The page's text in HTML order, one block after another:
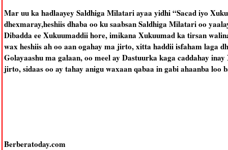
Mar uu ka hadlaayey Saldhiga Milatari ayaa yidhi “Sacad iyo
dhexmaray,heshiis dhaba oo ku saabsan Saldhiga Milatari oo
Dibadda ee Xukuumaddii hore, imikana Xukuumad ka tirsan
wax heshiis ah oo aan ogahay ma jirto, xitta haddii isfaham laga
Golayaashu ma galaan, oo meel ay Dastuurka kaga caddahay
jirto, sidaas oo ay tahay anigu waxaan qabaa in gabi ahaanba
Berberatoday.com